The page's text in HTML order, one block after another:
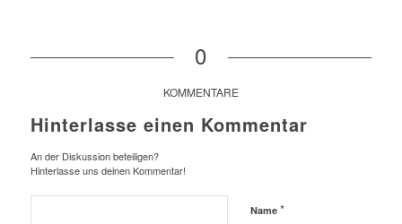
0
KOMMENTARE
Hinterlasse einen Kommentar
An der Diskussion beteiligen?
Hinterlasse uns deinen Kommentar!
Name *